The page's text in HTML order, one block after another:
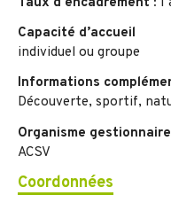
Capacité d’accueil
individuel ou groupe
Informations
Découverte, sportif,
Organisme gestionnaire
ACSV
Coordonnées